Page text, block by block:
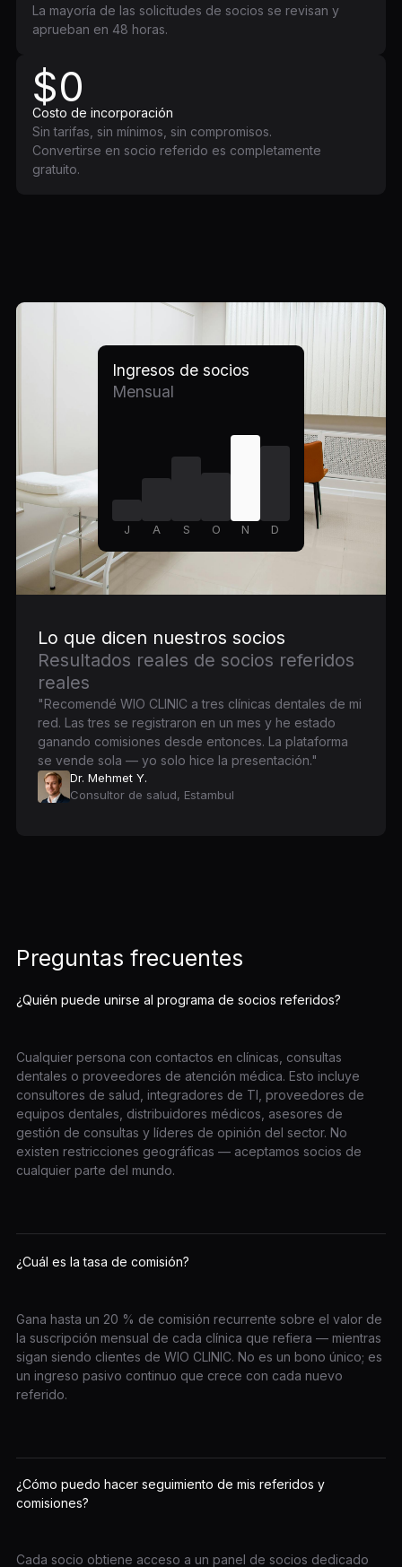
La mayoría de las solicitudes de socios se revisan y
aprueban en 48 horas.
$0
Costo de incorporación
Sin tarifas, sin mínimos, sin compromisos.
Convertirse en socio referido es completamente
gratuito.
Ingresos de socios
Mensual
J A S O N D
Lo que dicen nuestros socios
Resultados reales de socios referidos
reales
"Recomendé WIO CLINIC a tres clínicas dentales de mi
red. Las tres se registraron en un mes y he estado
ganando comisiones desde entonces. La plataforma
se vende sola — yo solo hice la presentación."
Dr. Mehmet Y.
Consultor de salud, Estambul
Preguntas frecuentes
¿Quién puede unirse al programa de socios referidos?
Cualquier persona con contactos en clínicas, consultas
dentales o proveedores de atención médica. Esto incluye
consultores de salud, integradores de TI, proveedores de
equipos dentales, distribuidores médicos, asesores de
gestión de consultas y líderes de opinión del sector. No
existen restricciones geográficas — aceptamos socios de
cualquier parte del mundo.
¿Cuál es la tasa de comisión?
Gana hasta un 20 % de comisión recurrente sobre el valor de
la suscripción mensual de cada clínica que refiera — mientras
sigan siendo clientes de WIO CLINIC. No es un bono único; es
un ingreso pasivo continuo que crece con cada nuevo
referido.
¿Cómo puedo hacer seguimiento de mis referidos y
comisiones?
Cada socio obtiene acceso a un panel de socios dedicado